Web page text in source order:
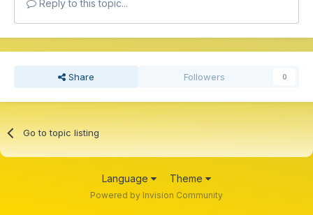
Reply to this topic...
Share Followers 0
Go to topic listing
Language Theme
Powered by Invision Community